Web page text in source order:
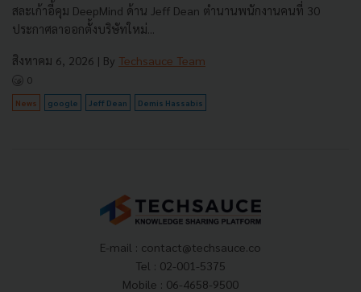
สละเก้าอี้คุม DeepMind ด้าน Jeff Dean ตำนานพนักงานคนที่ 30
ประกาศลาออกตั้งบริษัทใหม่...
สิงหาคม 6, 2026 | By Techsauce Team
0
News google Jeff Dean Demis Hassabis
E-mail : contact@techsauce.co
Tel : 02-001-5375
Mobile : 06-4658-9500